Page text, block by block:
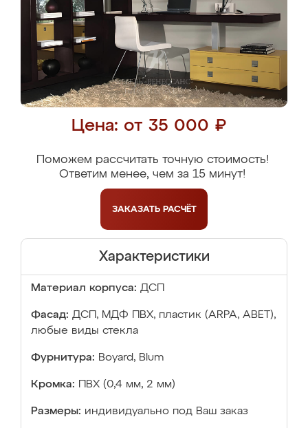
Цена: от 35 000 ₽
Поможем рассчитать точную стоимость!
Ответим менее, чем за 15 минут!
ЗАКАЗАТЬ РАСЧЁТ
Характеристики
Материал корпуса: ДСП
Фасад: ДСП, МДФ ПВХ, пластик (ARPA, ABET),
любые виды стекла
Фурнитура: Boyard, Blum
Кромка: ПВХ (0,4 мм, 2 мм)
Размеры: индивидуально под Ваш заказ